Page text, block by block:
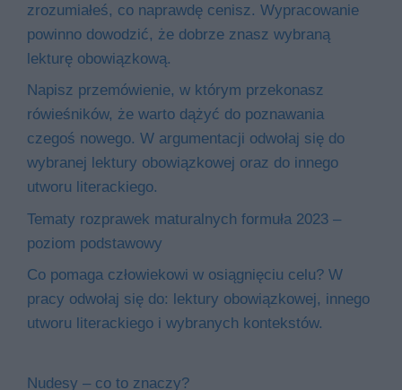
zrozumiałeś, co naprawdę cenisz. Wypracowanie
powinno dowodzić, że dobrze znasz wybraną
lekturę obowiązkową.
Napisz przemówienie, w którym przekonasz
rówieśników, że warto dążyć do poznawania
czegoś nowego. W argumentacji odwołaj się do
wybranej lektury obowiązkowej oraz do innego
utworu literackiego.
Tematy rozprawek maturalnych formuła 2023 –
poziom podstawowy
Co pomaga człowiekowi w osiągnięciu celu? W
pracy odwołaj się do: lektury obowiązkowej, innego
utworu literackiego i wybranych kontekstów.
Nudesy – co to znaczy?